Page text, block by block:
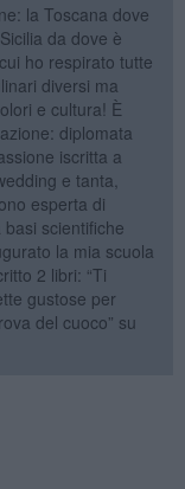
la Toscana dove
da dove è
ho respirato tutte
diversi ma
e cultura! È
diplomata
iscritta a
e tanta,
esperta di
scientifiche
la mia scuola
2 libri: “Ti
gustose per
del cuoco” su